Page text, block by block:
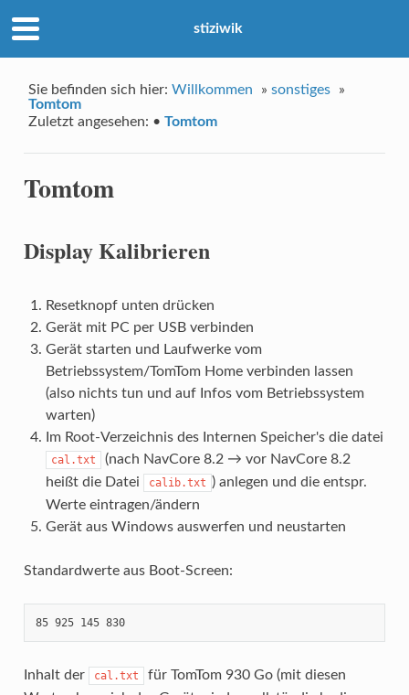
stiziwik
Sie befinden sich hier:Willkommen »sonstiges
»
Tomtom
Zuletzt angesehen: • Tomtom
Tomtom
Display Kalibrieren
Resetknopf unten drücken
Gerät mit PC per USB verbinden
Gerät starten und Laufwerke vom
Betriebssystem/TomTom Home verbinden lassen
(also nichts tun und auf Infos vom Betriebssystem
warten)
Im Root-Verzeichnis des Internen Speicher's die datei
cal.txt
(nach NavCore 8.2 → vor NavCore 8.2
heißt die Datei
calib.txt ) anlegen und die entspr.
Werte eintragen/ändern
Gerät aus Windows auswerfen und neustarten
Standardwerte aus Boot-Screen:
85 925 145 830
Inhalt der cal.txt
für TomTom 930 Go (mit diesen